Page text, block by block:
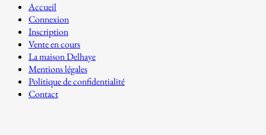
Accueil
Connexion
Inscription
Vente en cours
La maison Delhaye
Mentions légales
Politique de confidentialité
Contact